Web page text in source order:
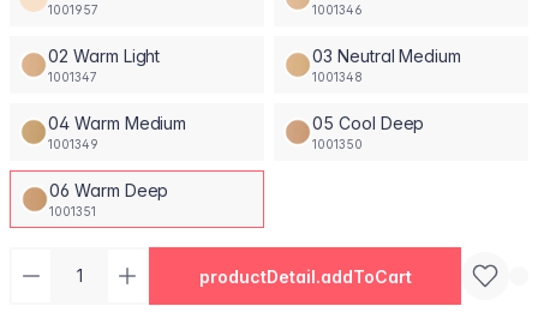
1001957 1001346
02 Warm Light
1001347
03 Neutral Medium
1001348
04 Warm Medium
1001349
05 Cool Deep
1001350
06 Warm Deep
1001351
productDetail.addToCart